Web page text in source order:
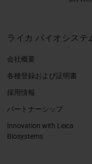
ライカ バイオシステ
会社概要
各種登録および証明書
採用情報
パートナーシップ
Innovation with Leica
Biosystems